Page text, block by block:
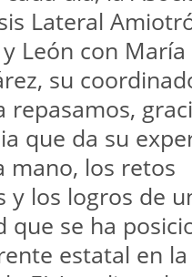
Lateral
León con María
su
repasamos,
que da su
mano, los retos
y los logros de
que se ha
estatal en la